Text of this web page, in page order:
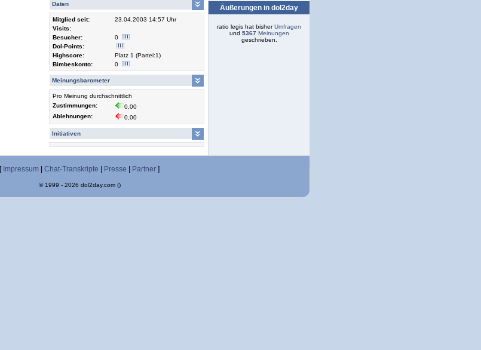
Daten
Mitglied seit:
23.04.2003 14:57 Uhr
Visits:
Besucher:
0
Dol-Points:
Highscore:
Platz 1 (Partei:1)
Bimbeskonto:
0
Meinungsbarometer
Pro Meinung durchschnittlich
Zustimmungen:
0,00
Ablehnungen:
0,00
Initiativen
Äußerungen in dol2day
ratio legis hat bisherUmfragen
und 5367Meinungen
geschrieben.
[ Impressum Chat-Transkripte Presse Partner ]
© 1999 - 2026 dol2day.com ()